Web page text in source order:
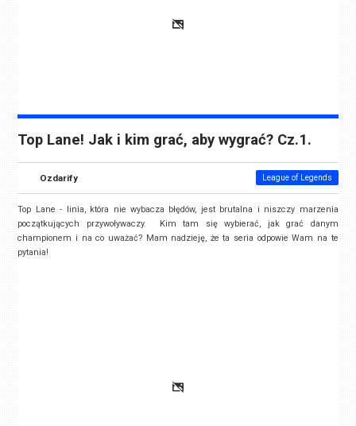
Top Lane! Jak i kim grać, aby wygrać? Cz.1.
Ozdarify League of Legends
Top Lane - linia, która nie wybacza błędów, jest brutalna i niszczy marzenia
początkujących przywoływaczy. Kim tam się wybierać, jak grać danym
championem i na co uważać? Mam nadzieję, że ta seria odpowie Wam na te
pytania!